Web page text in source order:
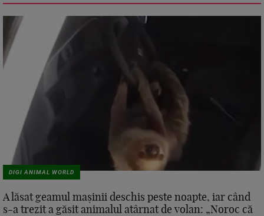
DIGI ANIMAL WORLD
A lăsat geamul mașinii deschis peste noapte, iar când
s-a trezit a găsit animalul atârnat de volan: „Noroc că